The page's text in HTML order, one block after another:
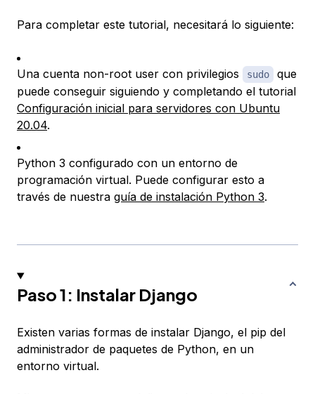
Para completar este tutorial, necesitará lo siguiente:
Una cuenta non-root user con privilegios sudo
que
puede conseguir siguiendo y completando el tutorial
Configuración inicial para servidores con Ubuntu
20.04.
Python 3 configurado con un entorno de
programación virtual. Puede configurar esto a
través de nuestra guía de instalación Python 3.
Paso 1: Instalar Django
Existen varias formas de instalar Django, el pip del
administrador de paquetes de Python, en un
entorno virtual.